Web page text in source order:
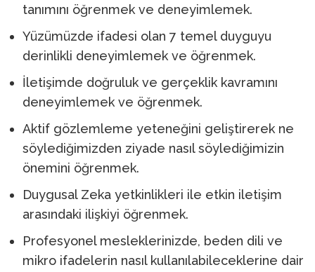
tanımını öğrenmek ve deneyimlemek.
Yüzümüzde ifadesi olan 7 temel duyguyu
derinlikli deneyimlemek ve öğrenmek.
İletişimde doğruluk ve gerçeklik kavramını
deneyimlemek ve öğrenmek.
Aktif gözlemleme yeteneğini geliştirerek ne
söylediğimizden ziyade nasıl söylediğimizin
önemini öğrenmek.
Duygusal Zeka yetkinlikleri ile etkin iletişim
arasındaki ilişkiyi öğrenmek.
Profesyonel mesleklerinizde, beden dili ve
mikro ifadelerin nasıl kullanılabileceklerine dair